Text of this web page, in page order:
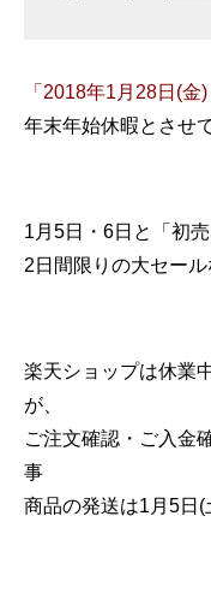
「2018年1月28日(金
年末年始休暇とさせ
1月5日・6日と「初
2日間限りの大セー
楽天ショップは休業
が、
ご注文確認・ご入金
事
商品の発送は1月5日(